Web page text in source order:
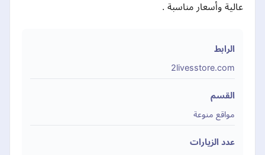
عالية وأسعار مناسبة .
الرابط
2livesstore.com
القسم
مواقع منوعة
عدد الزيارات